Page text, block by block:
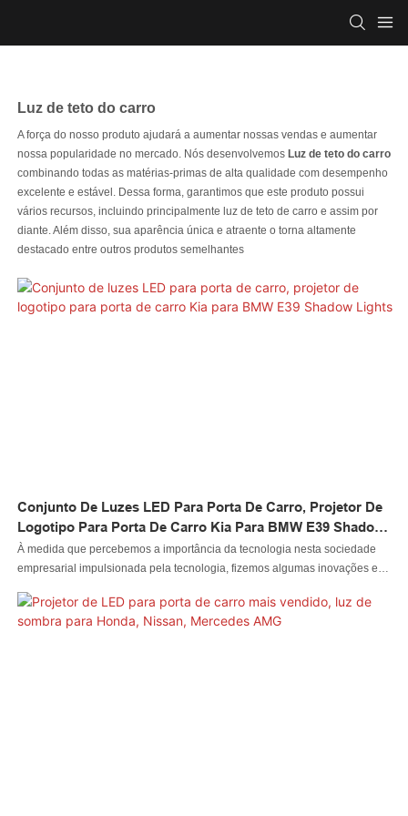
Luz de teto do carro
A força do nosso produto ajudará a aumentar nossas vendas e aumentar
nossa popularidade no mercado. Nós desenvolvemosLuz de teto do carro
combinando todas as matérias-primas de alta qualidade com desempenho
excelente e estável. Dessa forma, garantimos que este produto possui
vários recursos, incluindo principalmente luz de teto de carro e assim por
diante. Além disso, sua aparência única e atraente o torna altamente
destacado entre outros produtos semelhantes
Conjunto De Luzes LED Para Porta De Carro, Projetor De
Logotipo Para Porta De Carro Kia Para BMW E39 Shadow
Lights
À medida que percebemos a importância da tecnologia nesta sociedade
empresarial impulsionada pela tecnologia, fizemos algumas inovações e
avançadas são aplicadas no processo de fabricação agora em nossa
empresa. Com essas vantagens comprovadas, o conjunto de luzes de porta